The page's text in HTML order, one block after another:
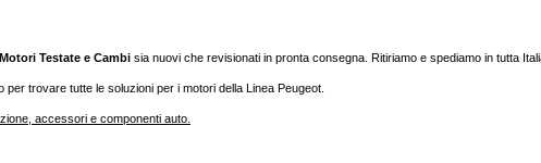
Motori Testate e Cambi sia nuovi che revisionati in pronta consegna. Ritiriamo e spediamo in tutta
trovare tutte le soluzioni per i motori della Linea Peugeot.
accessori e componenti auto.